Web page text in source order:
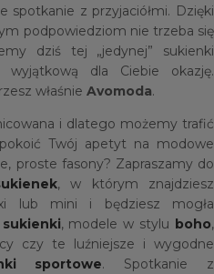
spotkanie z przyjaciółmi. Dzięki
podpowiedziom nie trzeba się
dziś tej „jedynej” sukienki
dla Ciebie okazję.
właśnie Avomoda.
i dlatego możemy trafić
Twój apetyt na modowe
proste fasony? Zapraszamy do
, w którym znajdziesz
lub mini i będziesz mogła
, modele w stylu boho,
czy te luźniejsze i wygodne
sportowe. Spotkanie z